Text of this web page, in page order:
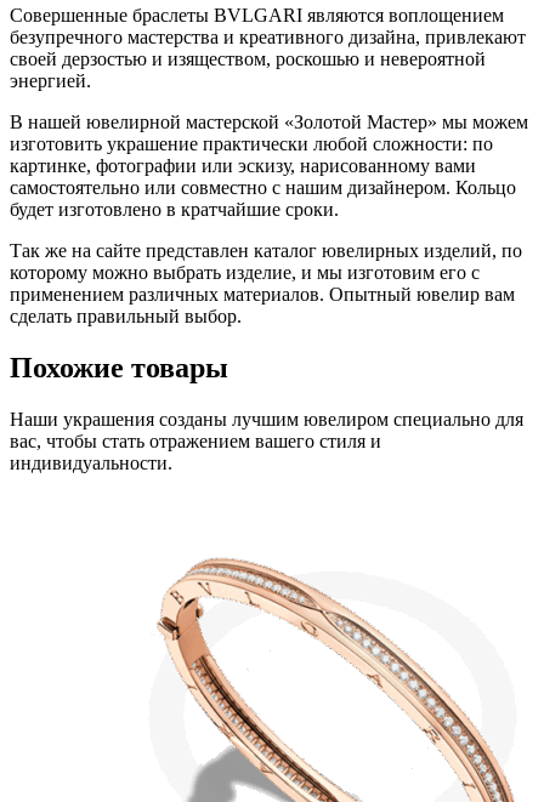
Совершенные браслеты BVLGARI являются воплощением
безупречного мастерства и креативного дизайна, привлекают
своей дерзостью и изяществом, роскошью и невероятной
энергией.
В нашей ювелирной мастерской «Золотой Мастер» мы можем
изготовить украшение практически любой сложности: по
картинке, фотографии или эскизу, нарисованному вами
самостоятельно или совместно с нашим дизайнером. Кольцо
будет изготовлено в кратчайшие сроки.
Так же на сайте представлен каталог ювелирных изделий, по
которому можно выбрать изделие, и мы изготовим его с
применением различных материалов. Опытный ювелир вам
сделать правильный выбор.
Похожие товары
Наши украшения созданы лучшим ювелиром специально для
вас, чтобы стать отражением вашего стиля и
индивидуальности.